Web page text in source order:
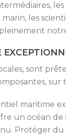
les
sont
maritime
un océan
Protéger